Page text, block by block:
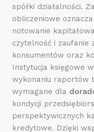
spółki działalności.
obliczeniowe
notowanie
czytelność i zaufanie
konsumentów oraz
Instytucja księgowe
wykonaniu raportów
wymagane dla
kondycji
perspektywicznych
kredytowe. Dzięki